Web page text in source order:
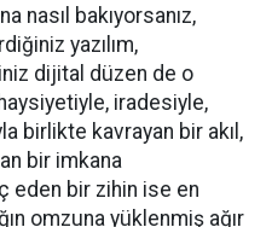
nasıl bakıyorsanız,
yazılım,
dijital düzen de o
haysiyetiyle, iradesiyle,
birlikte kavrayan bir akıl,
bir imkana
eden bir zihin ise en
omzuna yüklenmiş ağır